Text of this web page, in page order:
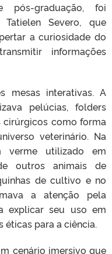
pós-graduação, foi
Severo, que
a curiosidade do
informações
mesas interativas. A
pelúcias, folders
cirúrgicos como forma
veterinário. Na
verme utilizado em
outros animais de
de cultivo e no
a atenção pela
explicar seu uso em
para a ciência.
cenário imersivo que